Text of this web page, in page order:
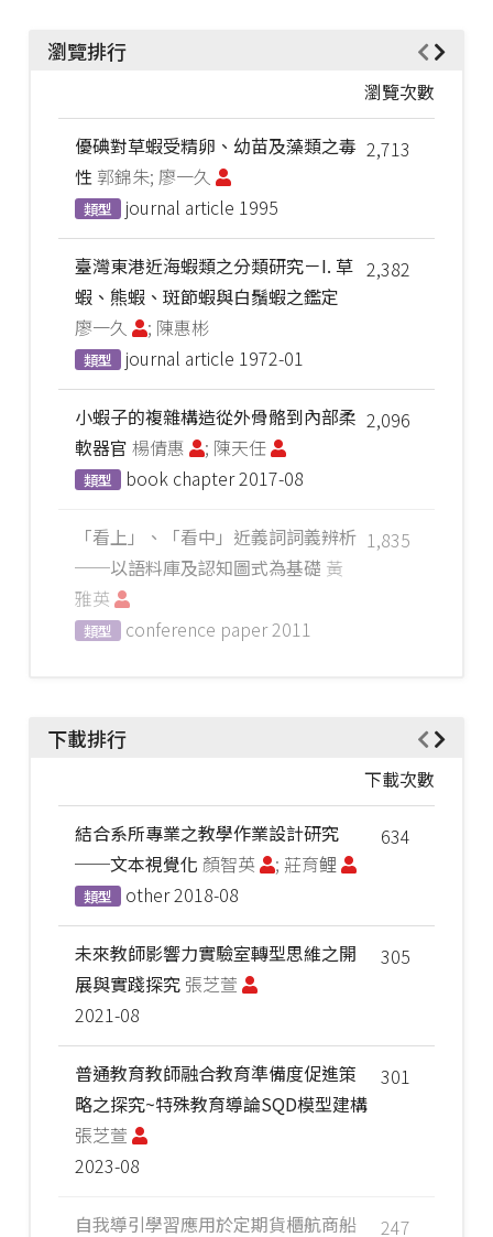
瀏覽排行
瀏覽次數
2,713
優碘對草蝦受精卵、幼苗及藻類之毒
性 郭錦朱; 廖一久
類型 journal article 1995
2,382
臺灣東港近海蝦類之分類研究－I. 草
蝦、熊蝦、斑節蝦與白鬚蝦之鑑定
廖一久
; 陳惠彬
類型 journal article 1972-01
2,096
小蝦子的複雜構造從外骨骼到內部柔
軟器官 楊倩惠 ; 陳天任
類型 book chapter2017-08
1,835
「看上」、「看中」近義詞詞義辨析
──以語料庫及認知圖式為基礎 黃
雅英
類型 conference paper2011
下載排行
下載次數
634
結合系所專業之教學作業設計研究
──文本視覺化 顏智英 ; 莊育鲤
類型 other2018-08
305
未來教師影響力實驗室轉型思維之開
展與實踐探究 張芝萱
2021-08
301
普通教育教師融合教育準備度促進策
略之探究~特殊教育導論SQD模型建構
張芝萱
2023-08
247
自我導引學習應用於定期貨櫃航商船